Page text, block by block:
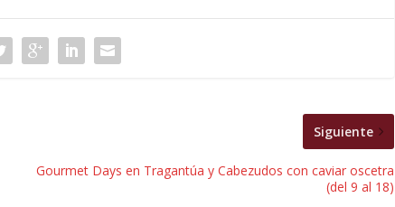
Siguiente
Gourmet Days en Tragantúa y Cabezudos con caviar oscetra
(del 9 al 18)